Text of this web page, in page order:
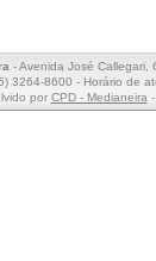
- Avenida José Callegari,
3264-8600 - Horário de
por CPD - Medianeira-